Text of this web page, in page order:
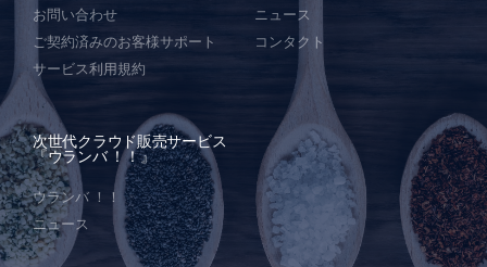
お問い合わせ
ご契約済みのお客様サポート
サービス利用規約
ニュース
コンタクト
次世代クラウド販売サービス
『ウランバ ！！』
ウランバ ！！
ニュース